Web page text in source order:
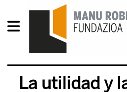
La utilidad y